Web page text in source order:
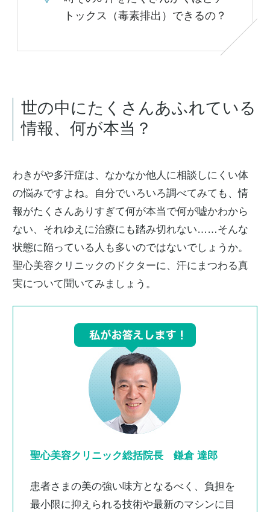
トックス（毒素排出）できるの？
世の中にたくさんあふれている
情報、何が本当？
わきがや多汗症は、なかなか他人に相談しにくい体
の悩みですよね。自分でいろいろ調べてみても、情
報がたくさんありすぎて何が本当で何が嘘かわから
ない、それゆえに治療にも踏み切れない……そんな
状態に陥っている人も多いのではないでしょうか。
聖心美容クリニックのドクターに、汗にまつわる真
実について聞いてみましょう。
聖心美容クリニック総括院長 鎌倉 達郎
患者さまの美の強い味方となるべく、負担を
最小限に抑えられる技術や最新のマシンに目